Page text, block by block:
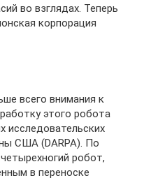
во взглядах. Теперь
корпорация
всего внимания к
этого робота
исследовательских
США (DARPA). По
робот,
в переноске